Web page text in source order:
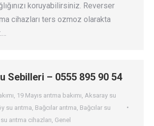
koruyabilirsiniz. Reverser
cihazları ters ozmoz olarakta
Sebilleri – 0555 895 90 54
19 Mayıs arıtma bakımı Aksaray su
su arıtma Bağcılar arıtma Bağcılar su
arıtma cihazları Genel